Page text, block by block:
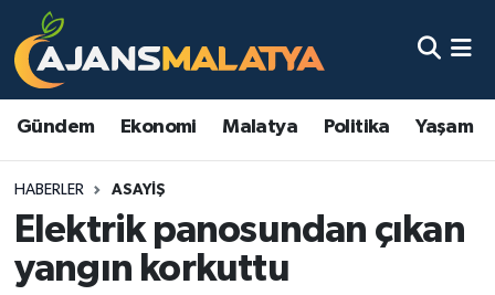
Gündem Ekonomi Malatya Politika Yaşam
HABERLER ASAYIŞ
Elektrik panosundan çıkan
yangın korkuttu
Asayiş
Eğitim
Malatya Nöbetçi Eczaneler
Malatya Namaz Vakitleri
Malatya Trafik Yoğunluk Haritası